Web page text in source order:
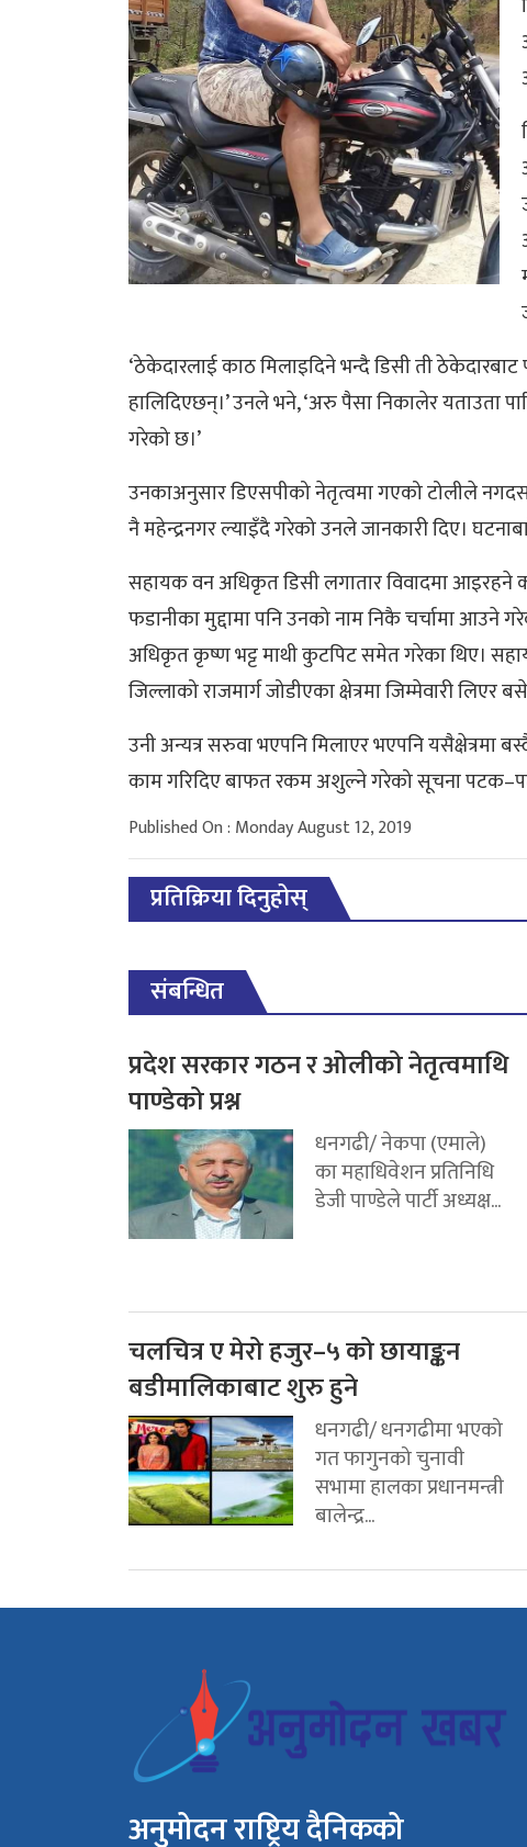
‘ठेकेदारलाई काठ मिलाइदिने भन्दै डिसी ती
हालिदिएछन्।’ उनले भने, ‘अरु पैसा निकालेर यताउता
गरेको छ।’
उनकाअनुसार डिएसपीको नेतृत्वमा गएको टोलीले
नै महेन्द्रनगर ल्याइँदै गरेको उनले जानकारी दिए।
सहायक वन अधिकृत डिसी लगातार विवादमा आइरहने
फडानीका मुद्दामा पनि उनको नाम निकै चर्चामा आउने
अधिकृत कृष्ण भट्ट माथी कुटपिट समेत गरेका थिए।
जिल्लाको राजमार्ग जोडीएका क्षेत्रमा जिम्मेवारी लिएर
उनी अन्यत्र सरुवा भएपनि मिलाएर भएपनि
काम गरिदिए बाफत रकम अशुल्ने गरेको सूचना
Published On : Monday August 12, 2019
प्रतिक्रिया दिनुहोस्
संबन्धित
प्रदेश सरकार गठन र ओलीको नेतृत्वमाथि
पाण्डेको प्रश्न
धनगढी/ नेकपा (एमाले)
का महाधिवेशन प्रतिनिधि
डेजी पाण्डेले पार्टी अध्यक्ष...
चलचित्र ए मेरो हजुर–५ को छायाङ्कन
बडीमालिकाबाट शुरु हुने
धनगढी/ धनगढीमा भएको
गत फागुनको चुनावी
सभामा हालका प्रधानमन्त्री
बालेन्द्र...
अनुमोदन राष्ट्रिय दैनिकको